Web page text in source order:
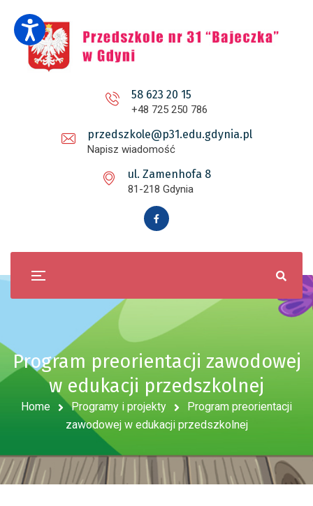
58 623 20 15
+48 725 250 786
przedszkole@p31.edu.gdynia.pl
Napisz wiadomość
ul. Zamenhofa 8
81-218 Gdynia
Program preorientacji zawodowej
w edukacji przedszkolnej
Home Programy i projekty
Program preorientacji
zawodowej w edukacji przedszkolnej